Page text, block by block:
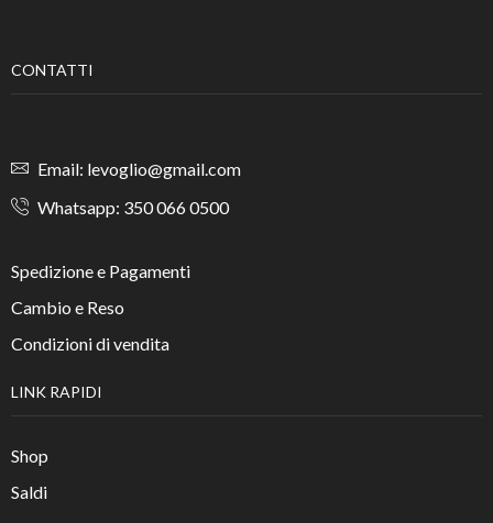
CONTATTI
Email: levoglio@gmail.com
Whatsapp: 350 066 0500
Spedizione e Pagamenti
Cambio e Reso
Condizioni di vendita
LINK RAPIDI
Shop
Saldi